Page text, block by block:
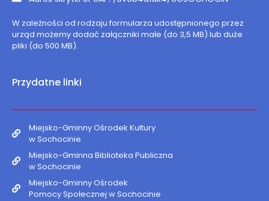
W zależności od rodzaju formularza udostępnionego przez
urząd możemy dodać załączniki małe (do 3,5 MB) lub duże
pliki (do 500 MB).
Przydatne linki
Miejsko-Gminny Ośrodek Kultury
w Sochocinie
Miejsko-Gminna Biblioteka Publiczna
w Sochocinie
Miejsko-Gminny Ośrodek
Pomocy Społecznej w Sochocinie